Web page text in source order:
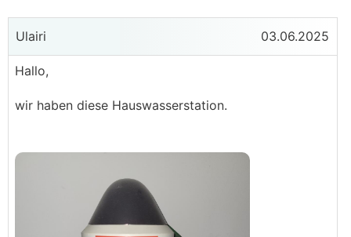
Ulairi 03.06.2025
Hallo,
wir haben diese Hauswasserstation.